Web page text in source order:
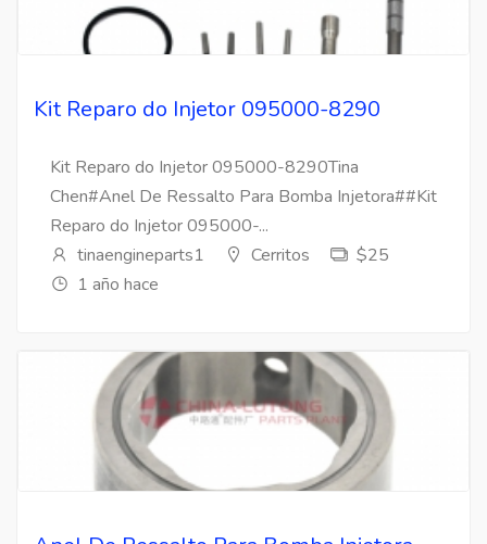
Kit Reparo do Injetor 095000-8290
Kit Reparo do Injetor 095000-8290Tina
Chen#Anel De Ressalto Para Bomba Injetora##Kit
Reparo do Injetor 095000-...
tinaengineparts1
Cerritos
$25
1 año hace